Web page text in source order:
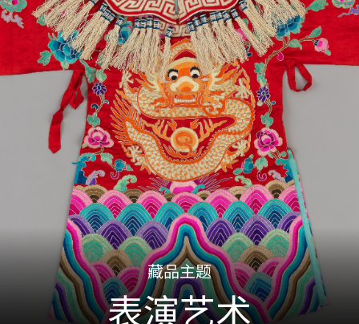
藏品主题
表演艺术